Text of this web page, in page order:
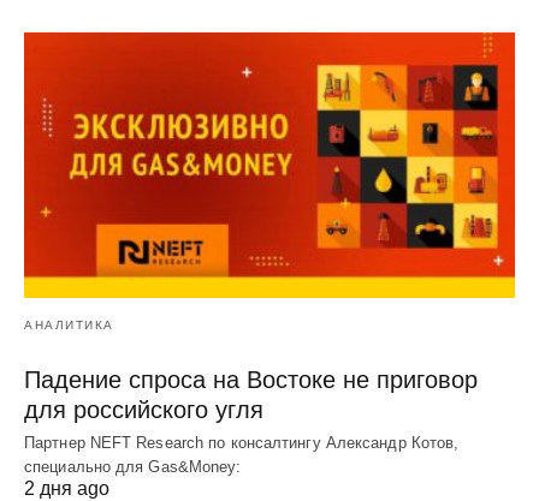
АНАЛИТИКА
Падение спроса на Востоке не приговор
для российского угля
Партнер NEFT Research по консалтингу Александр Котов,
специально для Gas&Money:
2 дня ago